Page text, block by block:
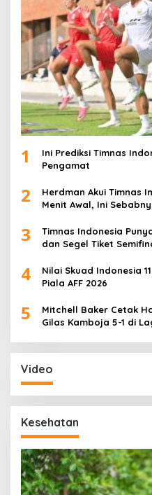
1
Ini Prediksi Timnas
Pengamat
2
Herdman Akui Timnas
Menit Awal, Ini
3
Timnas Indonesia
dan Segel Tiket
4
Nilai Skuad Indonesia
Piala AFF 2026
5
Mitchell Baker Cetak
Gilas Kamboja 5-1 di
Video
Kesehatan